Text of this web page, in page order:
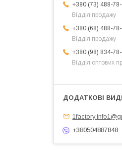
+380 (73) 488-
Відділ продажу
+380 (68) 488-
Відділ продажу
+380 (98) 834-
Відділ оптових
+380504887848